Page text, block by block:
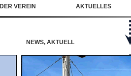
DER VEREIN AKTUELLES
NEWS, AKTUELL